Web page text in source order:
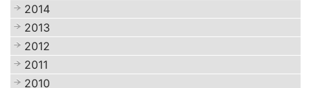
2014
2013
2012
2011
2010